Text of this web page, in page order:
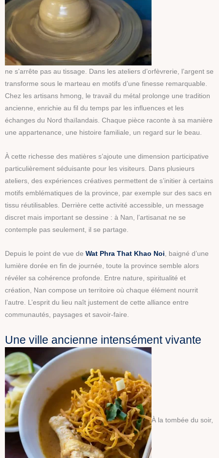
ne s’arrête pas au tissage. Dans les ateliers d’orfèvrerie, l’argent se
transforme sous le marteau en motifs d’une finesse remarquable.
Chez les artisans hmong, le travail du métal prolonge une tradition
ancienne, enrichie au fil du temps par les influences et les
échanges du Nord thaïlandais. Chaque pièce raconte à sa manière
une appartenance, une histoire familiale, un regard sur le beau.
À cette richesse des matières s’ajoute une dimension participative
particulièrement séduisante pour les visiteurs. Dans plusieurs
ateliers, des expériences créatives permettent de s’initier à certains
motifs emblématiques de la province, par exemple sur des sacs en
tissu réutilisables. Derrière cette activité accessible, un message
discret mais important se dessine : à Nan, l’artisanat ne se
contemple pas seulement, il se partage.
Depuis le point de vue de Wat Phra That Khao Noi, baigné d’une
lumière dorée en fin de journée, toute la province semble alors
révéler sa cohérence profonde. Entre nature, spiritualité et
création, Nan compose un territoire où chaque élément nourrit
l’autre. L’esprit du lieu naît justement de cette alliance entre
communautés, paysages et savoir-faire.
Une ville ancienne intensément vivante
À la tombée du soir,